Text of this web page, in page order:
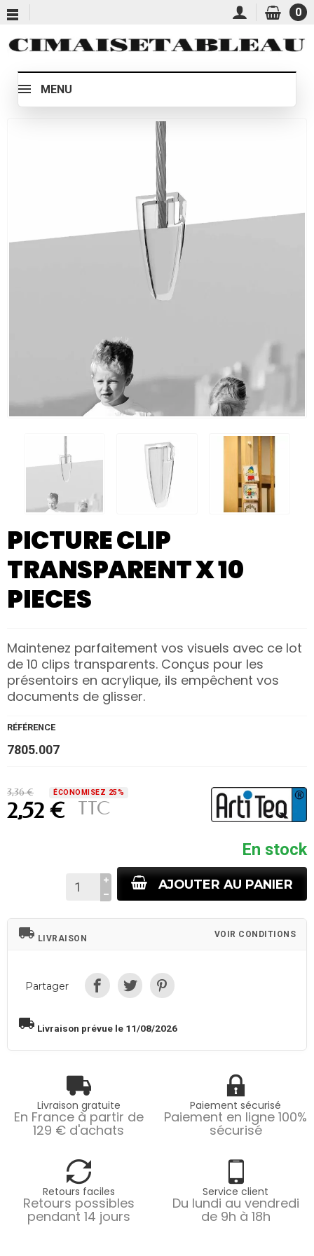
0
MENU
PICTURE CLIP
TRANSPARENT X 10
PIECES
Maintenez parfaitement vos visuels avec ce lot
de 10 clips transparents. Conçus pour les
présentoirs en acrylique, ils empêchent vos
documents de glisser.
RÉFÉRENCE
7805.007
3,36 € ÉCONOMISEZ 25%
2,52 € TTC
En stock
AJOUTER AU PANIER
local_shipping LIVRAISON VOIR CONDITIONS
Partager
local_shipping Livraison prévue le 11/08/2026
Livraison gratuite
En France à partir de
129 € d'achats
Paiement sécurisé
Paiement en ligne 100%
sécurisé
Retours faciles
Retours possibles
pendant 14 jours
Service client
Du lundi au vendredi
de 9h à 18h